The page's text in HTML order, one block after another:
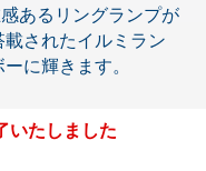
あるリングランプが
されたイルミラン
に輝きます。
いたしました